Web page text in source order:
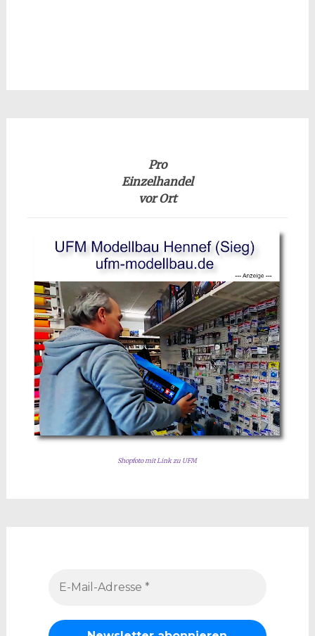
Pro
Einzelhandel
vor Ort
Shopfoto mit Link zu UFM